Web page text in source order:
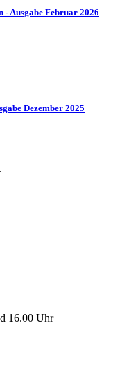
- Ausgabe Februar 2026
Dezember 2025
16.00 Uhr